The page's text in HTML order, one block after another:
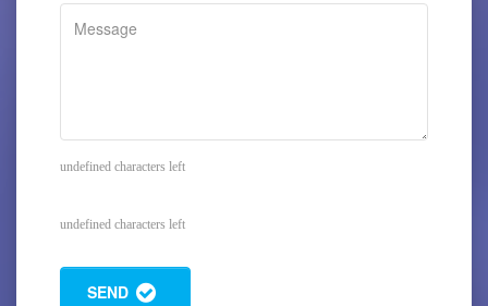
undefined characters left
undefined characters left
SEND